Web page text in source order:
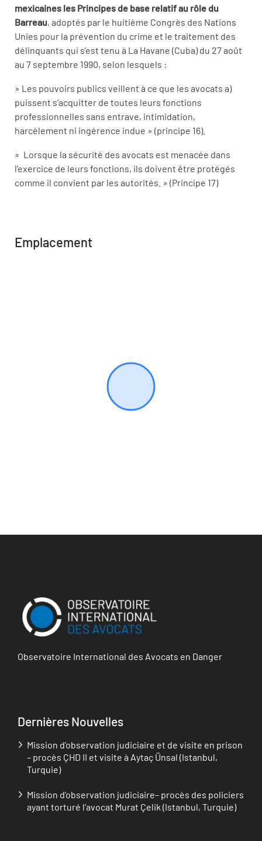
mexicaines les Principes de base relatif au rôle du
Barreau, adoptés par le huitième Congrès des Nations
Unies pour la prévention du crime et le traitement des
délinquants qui s’est tenu à La Havane (Cuba) du 27 août
au 7 septembre 1990, selon lesquels :
» Les pouvoirs publics veillent à ce que les avocats a)
puissent s’acquitter de toutes leurs fonctions
professionnelles sans entrave, intimidation,
harcèlement ni ingérence indue » (principe 16).
« Lorsque la sécurité des avocats est menacée dans
l’exercice de leurs fonctions, ils doivent être protégés
comme il convient par les autorités. » (Principe 17)
Emplacement
Observatoire International des Avocats en Danger
Dernières Nouvelles
Mission d’observation judiciaire et de visite en prison
– procès ÇHD II et visite à Aytaç Ünsal (Istanbul,
Turquie)
Mission d’observation judiciaire– procès des policiers
ayant torturé l’avocat Murat Çelik (Istanbul, Turquie)